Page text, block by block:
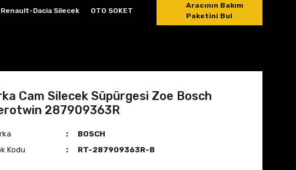
Renault-Dacia Silecek OTO SOKET
Aracının Bakım
Paketini Bul
Cam Silecek Süpürgesi Zoe Bosch
287909363R
BOSCH
Kodu
RT-287909363R-B